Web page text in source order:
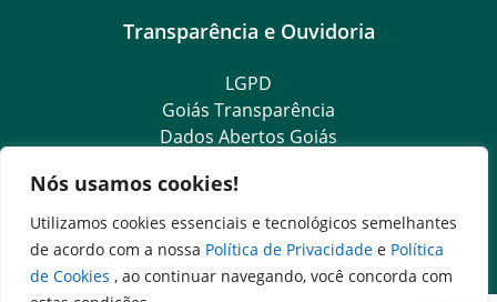
Nós usamos cookies!
Utilizamos cookies essenciais e tecnológicos semelhantes
de acordo com a nossa Política de Privacidade e Política
de Cookies , ao continuar navegando, você concorda com
Transparência e Ouvidoria
LGPD
Goiás Transparência
Dados Abertos Goiás
e-SIC – Serviço Eletrônico de Informação ao Cidadão
Ouvidoria Setorial (Expresso)
Ouvidoria Setorial (Presencial)